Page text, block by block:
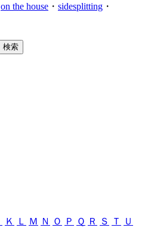
on the house ・ sidesplitting ・
Ｋ Ｌ Ｍ Ｎ Ｏ Ｐ Ｑ Ｒ Ｓ Ｔ
Ｕ